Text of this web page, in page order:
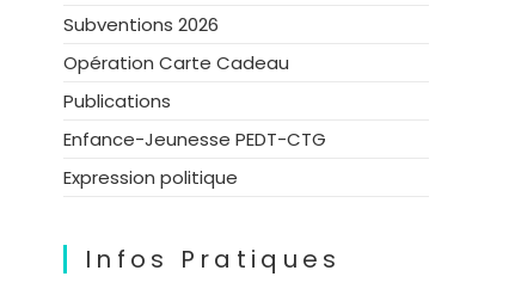
Subventions 2026
Opération Carte Cadeau
Publications
Enfance-Jeunesse PEDT-CTG
Expression politique
Infos Pratiques